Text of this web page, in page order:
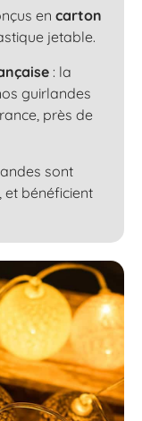
en carton
jetable.
: la
guirlandes
près de
sont
, et bénéficient